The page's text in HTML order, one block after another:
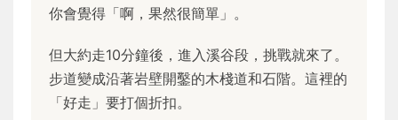
你會覺得「啊，果然很簡單」。
但大約走10分鐘後，進入溪谷段，挑戰就來了。
步道變成沿著岩壁開鑿的木棧道和石階。這裡的
「好走」要打個折扣。